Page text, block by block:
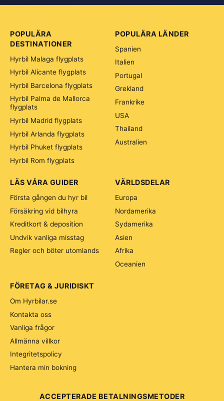
POPULÄRA
DESTINATIONER
Hyrbil Malaga flygplats
Hyrbil Alicante flygplats
Hyrbil Barcelona flygplats
Hyrbil Palma de Mallorca
flygplats
Hyrbil Madrid flygplats
Hyrbil Arlanda flygplats
Hyrbil Phuket flygplats
Hyrbil Rom flygplats
POPULÄRA LÄNDER
Spanien
Italien
Portugal
Grekland
Frankrike
USA
Thailand
Australien
VÄRLDSDELAR
Europa
Nordamerika
Sydamerika
Asien
Afrika
Oceanien
LÄS VÅRA GUIDER
Första gången du hyr bil
Försäkring vid bilhyra
Kreditkort & deposition
Undvik vanliga misstag
Regler och böter utomlands
FÖRETAG & JURIDISKT
Om Hyrbilar.se
Kontakta oss
Vanliga frågor
Allmänna villkor
Integritetspolicy
Hantera min bokning
ACCEPTERADE BETALNINGSMETODER